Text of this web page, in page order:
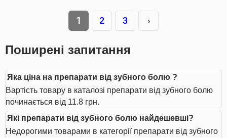
1 2 3 ›
Поширені запитання
Яка ціна на препарати від зубного болю ?
Вартість товару в каталозі препарати від зубного болю
починається від 11.8 грн.
Які препарати від зубного болю найдешевші?
Недорогими товарами в категорії препарати від зубного